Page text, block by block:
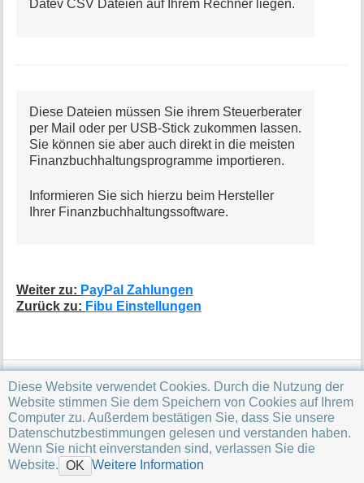
Datev CSV Dateien auf Ihrem Rechner liegen.
Diese Dateien müssen Sie ihrem Steuerberater
per Mail oder per USB-Stick zukommen lassen.
Sie können sie aber auch direkt in die meisten
Finanzbuchhaltungsprogramme importieren.
Informieren Sie sich hierzu beim Hersteller
Ihrer Finanzbuchhaltungssoftware.
Weiter zu: PayPal Zahlungen
Zurück zu: Fibu Einstellungen
Diese Website verwendet Cookies. Durch die Nutzung der
Website stimmen Sie dem Speichern von Cookies auf Ihrem
Computer zu. Außerdem bestätigen Sie, dass Sie unsere
Datenschutzbestimmungen gelesen und verstanden haben.
Wenn Sie nicht einverstanden sind, verlassen Sie die
Website. OK Weitere Information
vario2datev/belegexport.txt
· Zuletzt geändert:
2025/11/19 07:48von23.98.142.179